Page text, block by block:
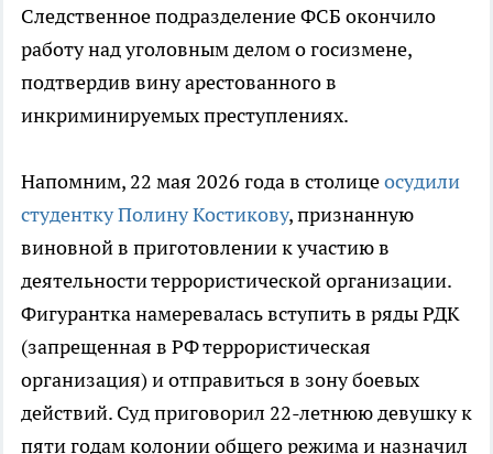
Следственное подразделение ФСБ окончило
работу над уголовным делом о госизмене,
подтвердив вину арестованного в
инкриминируемых преступлениях.
Напомним, 22 мая 2026 года в столицеосудили
студентку Полину Костикову, признанную
виновной в приготовлении к участию в
деятельности террористической организации.
Фигурантка намеревалась вступить в ряды РДК
(запрещенная в РФ террористическая
организация) и отправиться в зону боевых
действий. Суд приговорил 22-летнюю девушку к
пяти годам колонии общего режима и назначил